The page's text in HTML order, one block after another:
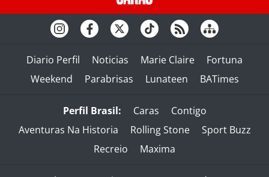
Diario Perfil Noticias Marie Claire
Fortuna
Weekend
Parabrisas Lunateen BATimes
Perfil Brasil: Caras
Contigo
Aventuras Na Historia
Rolling Stone
Sport Buzz
Recreio
Maxima